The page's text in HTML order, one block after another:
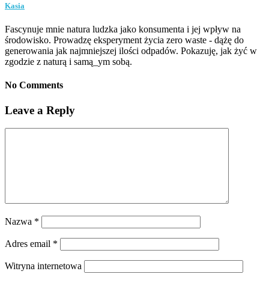
Kasia
Fascynuje mnie natura ludzka jako konsumenta i jej wpływ na
środowisko. Prowadzę eksperyment życia zero waste - dążę do
generowania jak najmniejszej ilości odpadów. Pokazuję, jak żyć w
zgodzie z naturą i samą_ym sobą.
No Comments
Leave a Reply
Nazwa *
Adres email *
Witryna internetowa